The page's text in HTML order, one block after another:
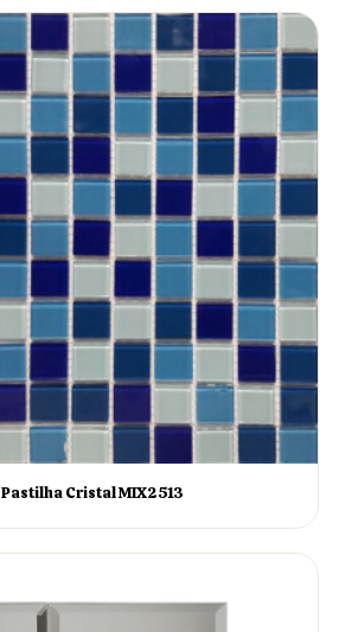
Pastilha Cristal MIX2513